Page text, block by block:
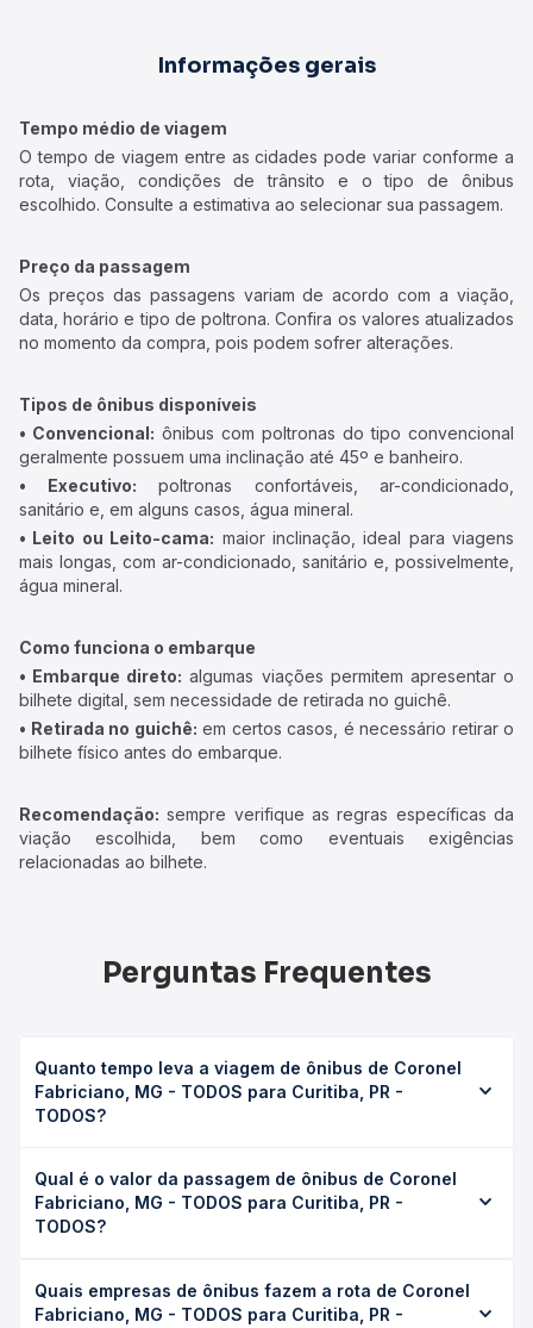
Informações gerais
Tempo médio de viagem
O tempo de viagem entre as cidades pode variar conforme a
rota, viação, condições de trânsito e o tipo de ônibus
escolhido. Consulte a estimativa ao selecionar sua passagem.
Preço da passagem
Os preços das passagens variam de acordo com a viação,
data, horário e tipo de poltrona. Confira os valores atualizados
no momento da compra, pois podem sofrer alterações.
Tipos de ônibus disponíveis
• Convencional: ônibus com poltronas do tipo convencional
geralmente possuem uma inclinação até 45º e banheiro.
• Executivo: poltronas confortáveis, ar-condicionado,
sanitário e, em alguns casos, água mineral.
• Leito ou Leito-cama: maior inclinação, ideal para viagens
mais longas, com ar-condicionado, sanitário e, possivelmente,
água mineral.
Como funciona o embarque
• Embarque direto: algumas viações permitem apresentar o
bilhete digital, sem necessidade de retirada no guichê.
• Retirada no guichê: em certos casos, é necessário retirar o
bilhete físico antes do embarque.
Recomendação: sempre verifique as regras específicas da
viação escolhida, bem como eventuais exigências
relacionadas ao bilhete.
Perguntas Frequentes
Quanto tempo leva a viagem de ônibus de Coronel
Fabriciano, MG - TODOS para Curitiba, PR -
TODOS?
para Curitiba, PR - TODOS leva em média 24h 40min,
podendo variar conforme a viação, o tipo de serviço
(convencional, executivo ou leito) e as condições de
desejada.
Qual é o valor da passagem de ônibus de Coronel
Fabriciano, MG - TODOS para Curitiba, PR -
TODOS?
MG - TODOS para Curitiba, PR - TODOS custa em média
R$ 294,30 e varia conforme a data da viagem, a empresa,
Quais empresas de ônibus fazem a rota de Coronel
Fabriciano, MG - TODOS para Curitiba, PR -